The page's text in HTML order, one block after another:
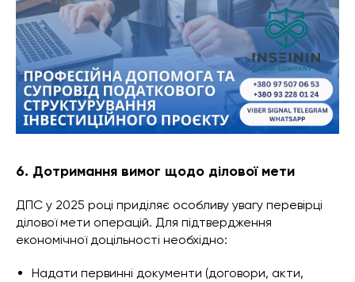
6. Дотримання вимог щодо ділової мети
ДПС у 2025 році приділяє особливу увагу перевірці
ділової мети операцій. Для підтвердження
економічної доцільності необхідно:
Надати первинні документи (договори, акти,